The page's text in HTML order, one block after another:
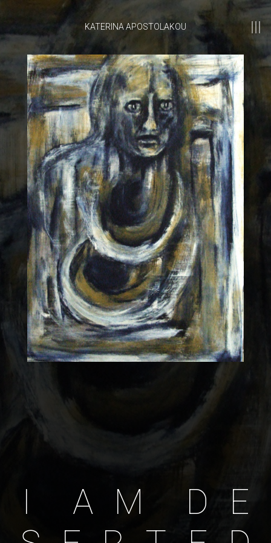
KATERINA APOSTOLAKOU
I A M D
E